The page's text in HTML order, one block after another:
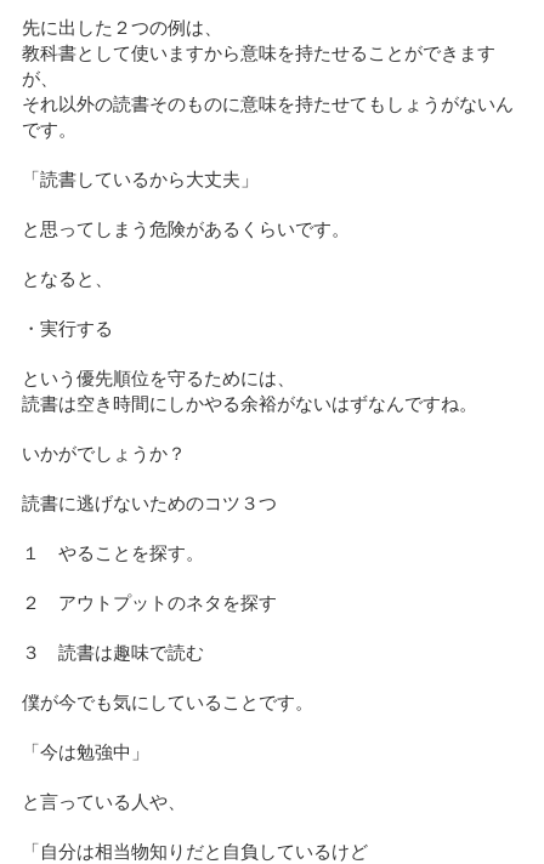
先に出した２つの例は、
教科書として使いますから意味を持たせることができます
が、
それ以外の読書そのものに意味を持たせてもしょうがないん
です。
「読書しているから大丈夫」
と思ってしまう危険があるくらいです。
となると、
・実行する
という優先順位を守るためには、
読書は空き時間にしかやる余裕がないはずなんですね。
いかがでしょうか？
読書に逃げないためのコツ３つ
１ やることを探す。
２ アウトプットのネタを探す
３ 読書は趣味で読む
僕が今でも気にしていることです。
「今は勉強中」
と言っている人や、
「自分は相当物知りだと自負しているけど